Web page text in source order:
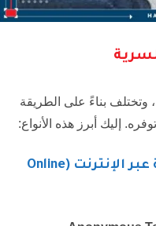
وتختلف بناءً على الطريقة
إليك أبرز هذه الأنواع:
. الجلسات النفسية السرية عبر الإنترنت (Online